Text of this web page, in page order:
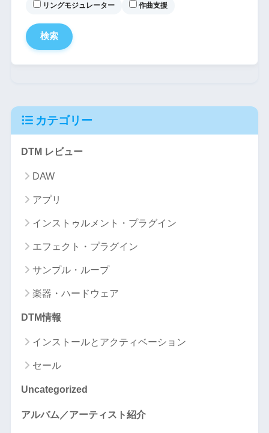
リングモジュレーター 作曲支援
カテゴリー
DTM レビュー
DAW
アプリ
インストゥルメント・プラグイン
エフェクト・プラグイン
サンプル・ループ
楽器・ハードウェア
DTM情報
インストールとアクティベーション
セール
Uncategorized
アルバム／アーティスト紹介